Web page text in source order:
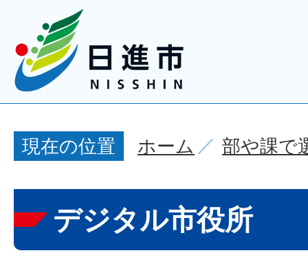
現在の位置 ホーム 部や課で
デジタル市役所